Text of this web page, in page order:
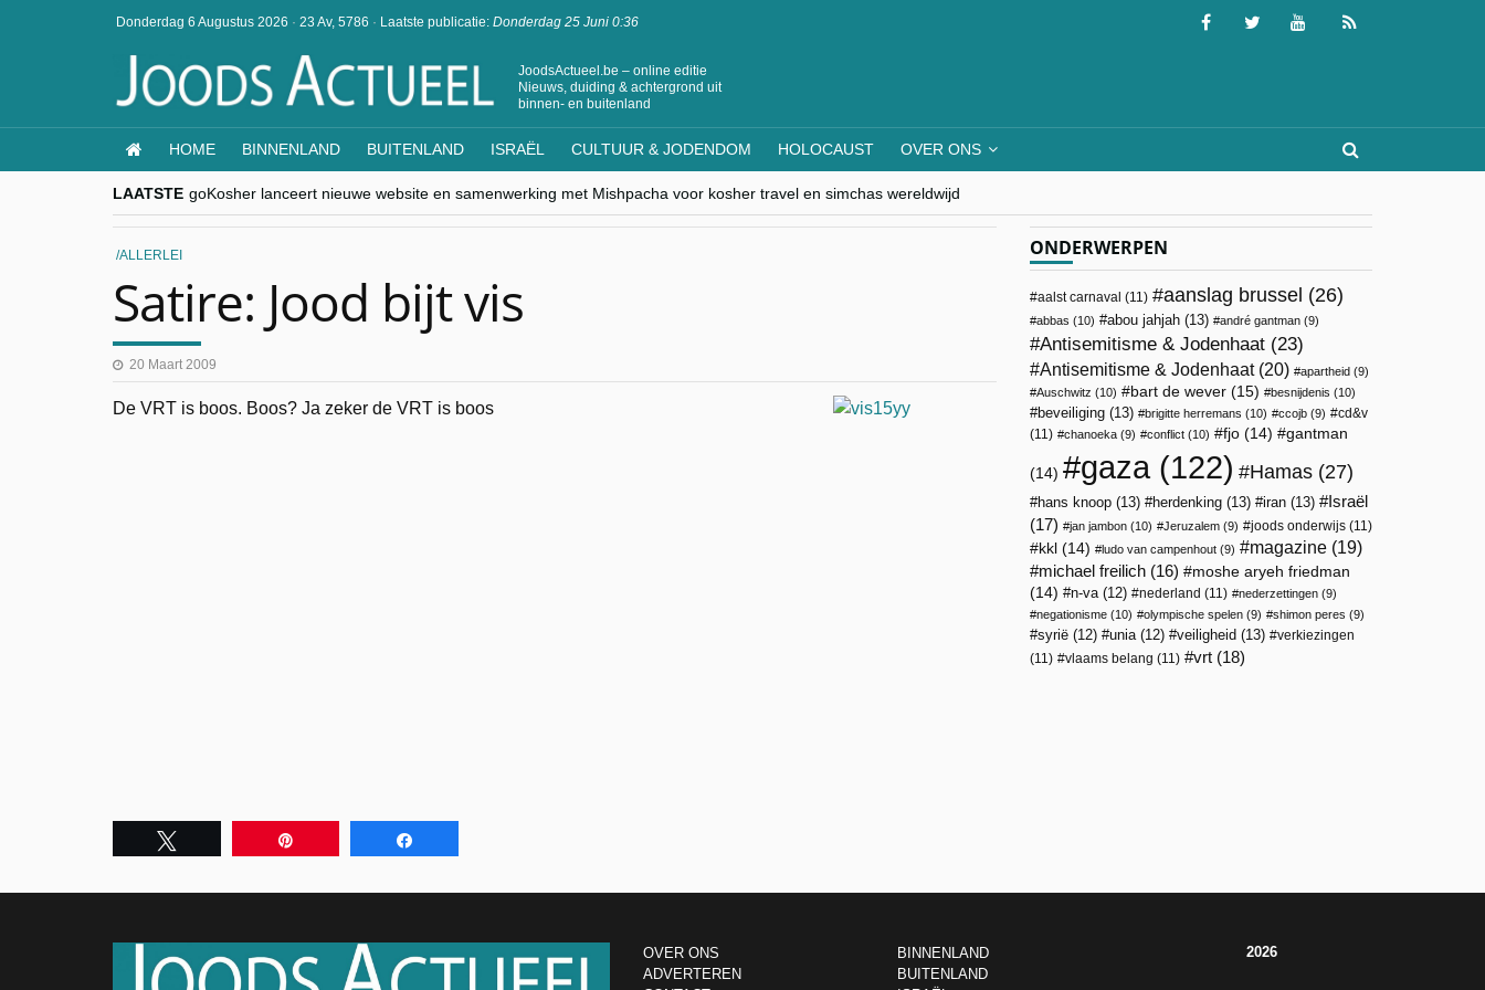
Donderdag 6 Augustus 2026 · 23 Av, 5786 · Laatste publicatie: Donderdag 25 Juni 0:36
JoodsActueel.be – online editie
Nieuws, duiding & achtergrond uit
binnen- en buitenland
HOME BINNENLAND BUITENLAND ISRAËL CULTUUR & JODENDOM HOLOCAUST OVER ONS
LAATSTE goKosher lanceert nieuwe website en samenwerking met Mishpacha voor kosher travel en simchas wereldwijd
Religieuze besnijdenis en toekomst van Joods leven centraal tijdens conferentie in Brussel
“Besnijdenisdebat toont hoe moeilijk seculiere Westen minderheden begrijpt”, Jinnih Beels (Vooruit)
ALLERLEI
Satire: Jood bijt vis
20 Maart 2009
De VRT is boos. Boos? Ja zeker de VRT is boos
ONDERWERPEN
aalst carnaval (11) aanslag brussel (26)
abbas (10) abou jahjah (13) andré gantman (9)
Antisemitisme & Jodenhaat (23)
Antisemitisme & Jodenhaat(20) apartheid (9)
Auschwitz (10) bart de wever (15) besnijdenis (10)
beveiliging (13) brigitte herremans (10) ccojb (9)
cd&v
(11)
chanoeka (9) conflict (10) fjo (14) gantman
(14) gaza(122) Hamas (27)
hans knoop (13) herdenking (13) iran (13)
Israël
(17)
jan jambon (10) Jeruzalem (9) joods onderwijs (11)
kkl (14) ludo van campenhout (9) magazine (19)
michael freilich (16)
moshe aryeh friedman
(14)
n-va(12) nederland (11) nederzettingen (9)
negationisme (10) olympische spelen (9) shimon peres (9)
syrië (12) unia(12) veiligheid (13)
verkiezingen
(11)
vlaams belang (11) vrt (18)
OVER ONS
ADVERTEREN
BINNENLAND
BUITENLAND
2026